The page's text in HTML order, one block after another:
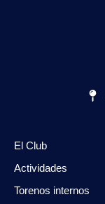
El Club
Actividades
Torenos internos